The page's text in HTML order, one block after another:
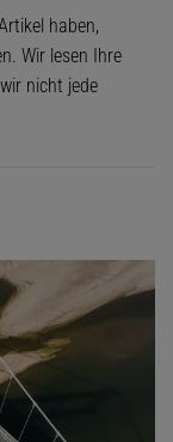
haben,
Wir lesen Ihre
nicht jede